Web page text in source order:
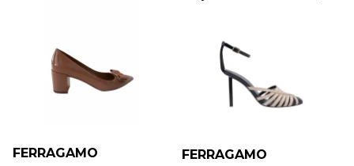
FERRAGAMO FERRAGAMO